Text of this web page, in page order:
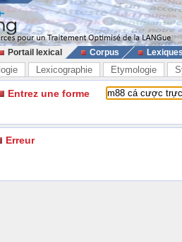
Portail lexical Corpus
Lexicographie Etymologie
Entrez une forme
Erreur